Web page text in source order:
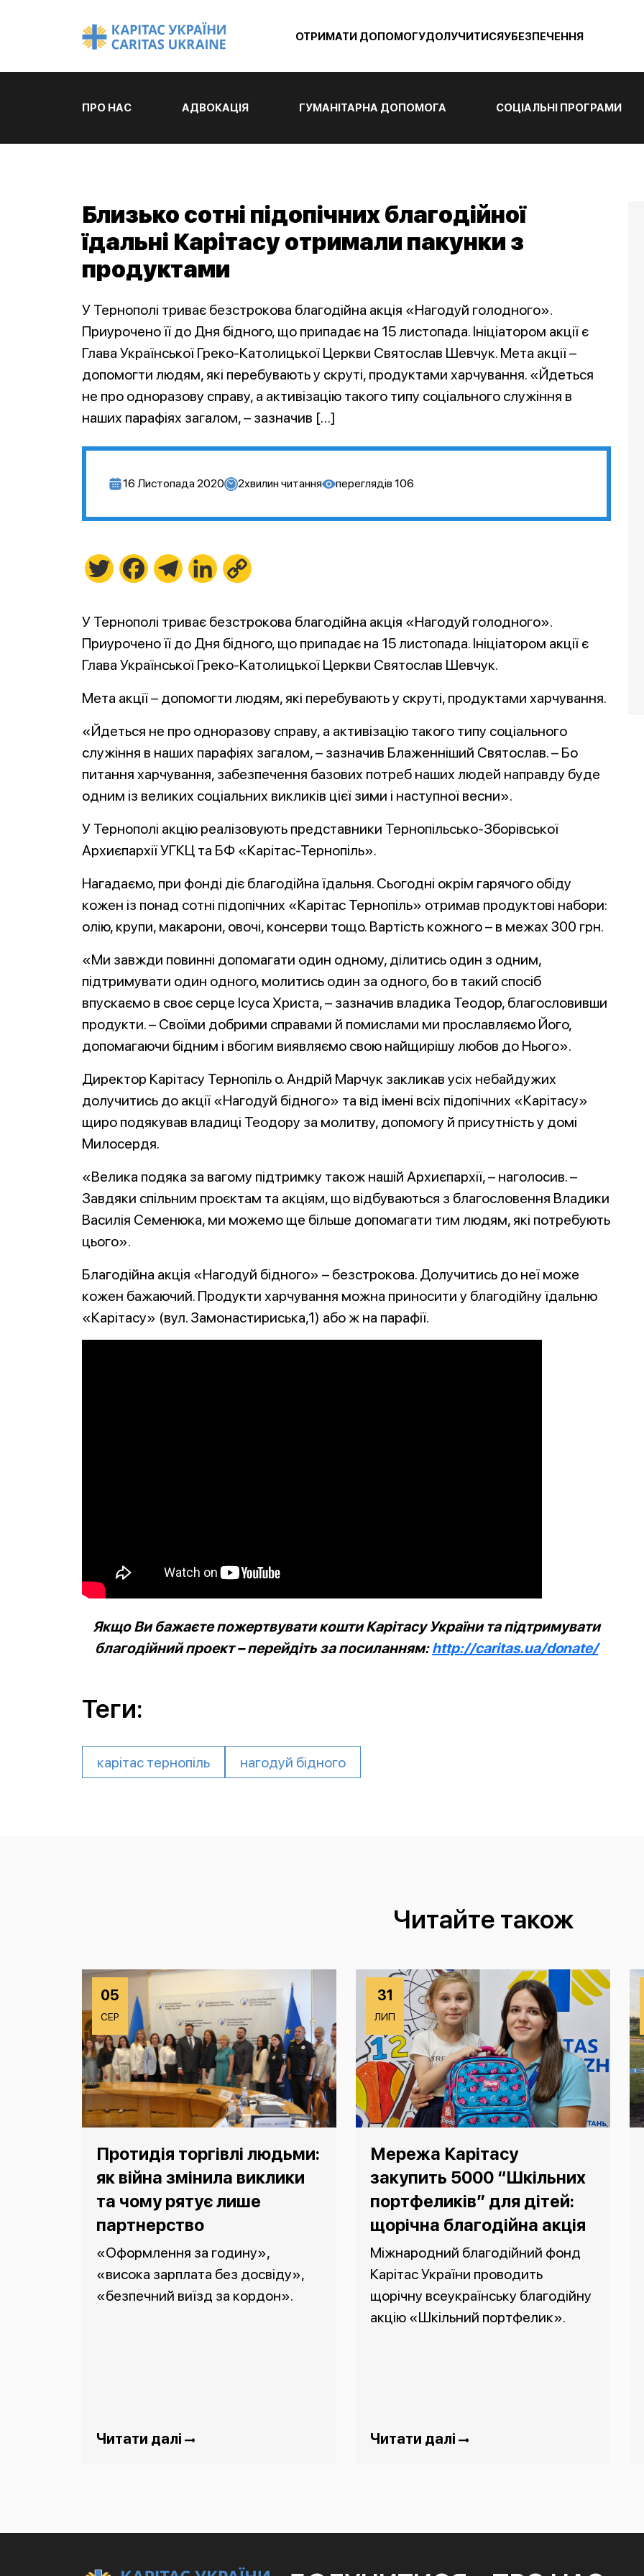
ОТРИМАТИ ДОПОМОГУДОЛУЧИТИСЯУБЕЗПЕЧЕННЯ
ПРО НАС АДВОКАЦІЯ ГУМАНІТАРНА ДОПОМОГА СОЦІАЛЬНІ ПРОГРАМИ
Близько сотні підопічних благодійної
їдальні Карітасу отримали пакунки з
продуктами
У Тернополі триває безстрокова благодійна акція «Нагодуй голодного».
Приурочено її до Дня бідного, що припадає на 15 листопада. Ініціатором акції є
Глава Української Греко-Католицької Церкви Святослав Шевчук. Мета акції –
допомогти людям, які перебувають у скруті, продуктами харчування. «Йдеться
не про одноразову справу, а активізацію такого типу соціального служіння в
наших парафіях загалом, – зазначив […]
16 Листопада 2020 2хвилин читання переглядів 106
Twitter FacebookTelegramLinkedIn
У Тернополі триває безстрокова благодійна акція «Нагодуй голодного».
Приурочено її до Дня бідного, що припадає на 15 листопада. Ініціатором акції є
Глава Української Греко-Католицької Церкви Святослав Шевчук.
Мета акції – допомогти людям, які перебувають у скруті, продуктами харчування.
«Йдеться не про одноразову справу, а активізацію такого типу соціального
служіння в наших парафіях загалом, – зазначив Блаженніший Святослав. – Бо
питання харчування, забезпечення базових потреб наших людей направду буде
одним із великих соціальних викликів цієї зими і наступної весни».
У Тернополі акцію реалізовують представники Тернопільсько-Зборівської
Архиєпархії УГКЦ та БФ «Карітас-Тернопіль».
Нагадаємо, при фонді діє благодійна їдальня. Сьогодні окрім гарячого обіду
кожен із понад сотні підопічних «Карітас Тернопіль» отримав продуктові набори:
олію, крупи, макарони, овочі, консерви тощо. Вартість кожного – в межах 300 грн.
«Ми завжди повинні допомагати один одному, ділитись один з одним,
підтримувати один одного, молитись один за одного, бо в такий спосіб
впускаємо в своє серце Ісуса Христа, – зазначив владика Теодор, благословивши
продукти. – Своїми добрими справами й помислами ми прославляємо Його,
допомагаючи бідним і вбогим виявляємо свою найщирішу любов до Нього».
Директор Карітасу Тернопіль о. Андрій Марчук закликав усіх небайдужих
долучитись до акції «Нагодуй бідного» та від імені всіх підопічних «Карітасу»
щиро подякував владиці Теодору за молитву, допомогу й присутність у домі
Милосердя.
«Велика подяка за вагому підтримку також нашій Архиєпархії, – наголосив. –
Завдяки спільним проєктам та акціям, що відбуваються з благословення Владики
Василія Семенюка, ми можемо ще більше допомагати тим людям, які потребують
цього».
Благодійна акція «Нагодуй бідного» – безстрокова. Долучитись до неї може
кожен бажаючий. Продукти харчування можна приносити у благодійну їдальню
«Карітасу» (вул. Замонастириська,1) або ж на парафії.
Якщо Ви бажаєте пожертвувати кошти Карітасу України та підтримувати
благодійний проект – перейдіть за посиланням:http://caritas.ua/donate/
Теги:
карітас тернопіль нагодуй бідного
Читайте також
05
СЕР
Протидія торгівлі людьми:
як війна змінила виклики
та чому рятує лише
партнерство
«Оформлення за годину»,
«висока зарплата без досвіду»,
«безпечний виїзд за кордон».
Читати далі
31
ЛИП
Мережа Карітасу
закупить 5000 “Шкільних
портфеликів” для дітей:
щорічна благодійна акція
Міжнародний благодійний фонд
Карітас України проводить
щорічну всеукраїнську благодійну
акцію «Шкільний портфелик».
Читати далі